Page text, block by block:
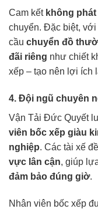
Cam kết không
chuyển. Đặc biệt, với
cầu chuyển đồ
đãi riêng như chiết
xếp – tạo nên lợi ích
4. Đội ngũ chuyên
Vận Tải Đức Quyết
viên bốc xếp giàu
nghiệp. Các tài xế
vực lân cận, giúp
đảm bảo đúng giờ.
Nhân viên bốc xếp